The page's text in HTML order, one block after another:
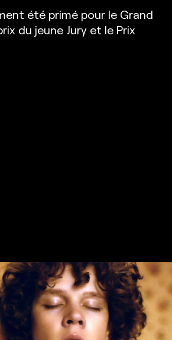
été primé pour le Grand
du jeune Jury et le Prix